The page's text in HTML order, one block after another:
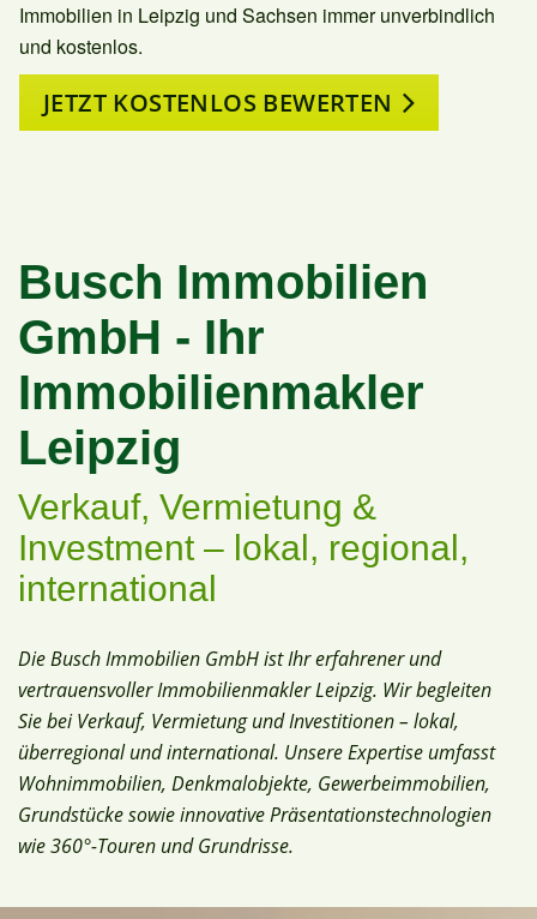
Immobilien in Leipzig und Sachsen immer unverbindlich
und kostenlos.
JETZT KOSTENLOS BEWERTEN
Busch Immobilien
GmbH - Ihr
Immobilienmakler
Leipzig
Verkauf, Vermietung &
Investment – lokal, regional,
international
Die Busch Immobilien GmbH ist Ihr erfahrener und
vertrauensvoller Immobilienmakler Leipzig. Wir begleiten
Sie bei Verkauf, Vermietung und Investitionen – lokal,
überregional und international. Unsere Expertise umfasst
Wohnimmobilien, Denkmalobjekte, Gewerbeimmobilien,
Grundstücke sowie innovative Präsentationstechnologien
wie 360°-Touren und Grundrisse.